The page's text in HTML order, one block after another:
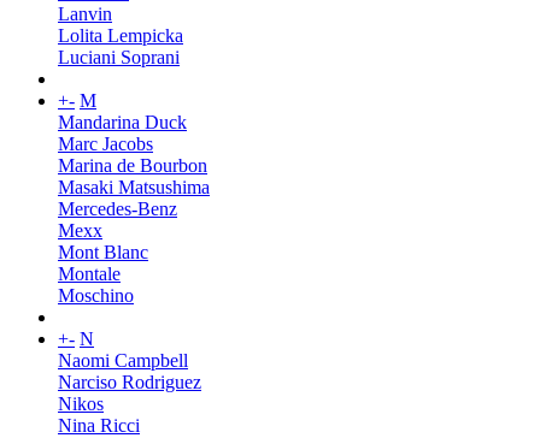
Lanvin
Lolita Lempicka
Luciani Soprani
+- M
Mandarina Duck
Marc Jacobs
Marina de Bourbon
Masaki Matsushima
Mercedes-Benz
Mexx
Mont Blanc
Montale
Moschino
+- N
Naomi Campbell
Narciso Rodriguez
Nikos
Nina Ricci